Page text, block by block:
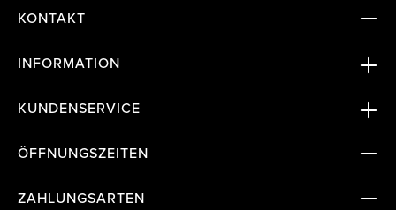
KONTAKT
INFORMATION
KUNDENSERVICE
ÖFFNUNGSZEITEN
ZAHLUNGSARTEN